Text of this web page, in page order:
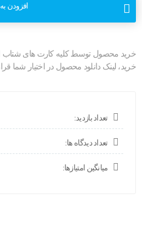
افزودن
خرید محصول توسط کلیه کارت های شتاب
خرید، لینک دانلود محصول در اختیار شما
تعداد بازدید:
تعداد دیدگاه ها:
میانگین امتیازها: